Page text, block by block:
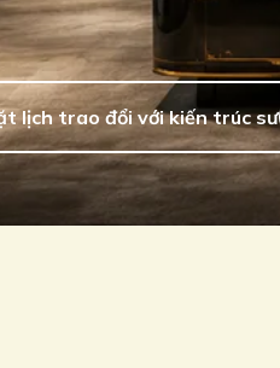
lịch trao đổi với kiến trúc sư